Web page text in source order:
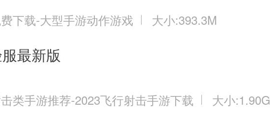
下载-大型手游动作游戏 大小:393.3M
最新版
类手游推荐-2023飞行射击手游下载 大小:1.90G